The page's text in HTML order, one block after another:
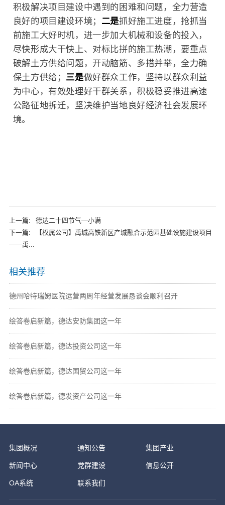
积极解决项目建设中遇到的困难和问题，全力营造
良好的项目建设环境； 二是抓好施工进度，抢抓当
前施工大好时机，进一步加大机械和设备的投入，
尽快形成大干快上、对标比拼的施工热潮，要重点
破解土方供给问题，开动脑筋、多措并举，全力确
保土方供给； 三是做好群众工作，坚持以群众利益
为中心，有效处理好干群关系，积极稳妥推进高速
公路征地拆迁，坚决维护当地良好经济社会发展环
境。
上一篇:
德达二十四节气—小满
下一篇:
【权属公司】禹城高铁新区产城融合示范园基础设施建设项目
——禹...
相关推荐
德州哈特瑞姆医院运营两周年经营发展恳谈会顺利召开
绘答卷启新篇，德达安防集团这一年
绘答卷启新篇，德达投资公司这一年
绘答卷启新篇，德达国贸公司这一年
绘答卷启新篇，德发资产公司这一年
集团概况 通知公告 集团产业
新闻中心 党群建设 信息公开
OA系统 联系我们